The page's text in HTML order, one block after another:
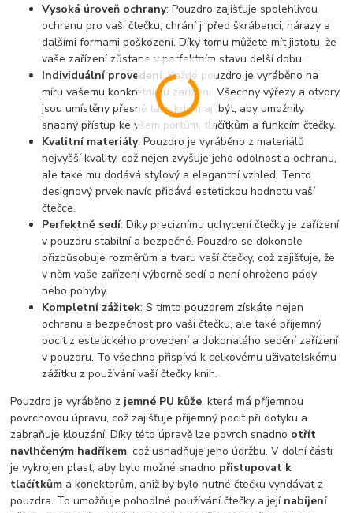
Vysoká úroveň ochrany: Pouzdro zajišťuje spolehlivou
ochranu pro vaši čtečku, chrání ji před škrábanci, nárazy a
dalšími formami poškození. Díky tomu můžete mít jistotu, že
vaše zařízení zůstane v perfektním stavu delší dobu.
Individuální provedení: Každé pouzdro je vyráběno na
míru vašemu konkrétnímu zařízení. Všechny výřezy a otvory
jsou umístěny přesně tam, kde mají být, aby umožnily
snadný přístup ke všem portům, tlačítkům a funkcím čtečky.
Kvalitní materiály: Pouzdro je vyráběno z materiálů
nejvyšší kvality, což nejen zvyšuje jeho odolnost a ochranu,
ale také mu dodává stylový a elegantní vzhled. Tento
designový prvek navíc přidává estetickou hodnotu vaší
čtečce.
Perfektně sedí: Díky preciznímu uchycení čtečky je zařízení
v pouzdru stabilní a bezpečné. Pouzdro se dokonale
přizpůsobuje rozměrům a tvaru vaší čtečky, což zajišťuje, že
v něm vaše zařízení výborně sedí a není ohroženo pády
nebo pohyby.
Kompletní zážitek: S tímto pouzdrem získáte nejen
ochranu a bezpečnost pro vaši čtečku, ale také příjemný
pocit z estetického provedení a dokonalého sedění zařízení
v pouzdru. To všechno přispívá k celkovému uživatelskému
zážitku z používání vaší čtečky knih.
Pouzdro je vyráběno z jemné PU kůže, která má příjemnou
povrchovou úpravu, což zajišťuje příjemný pocit při dotyku a
zabraňuje klouzání. Díky této úpravě lze povrch snadno otřít
navlhčeným hadříkem, což usnadňuje jeho údržbu. V dolní části
je vykrojen plast, aby bylo možné snadno přistupovat k
tlačítkům a konektorům, aniž by bylo nutné čtečku vyndávat z
pouzdra. To umožňuje pohodlné používání čtečky a její nabíjení